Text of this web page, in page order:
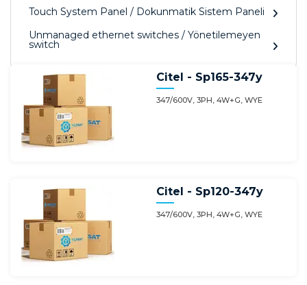
Touch System Panel / Dokunmatik Sistem Paneli
Unmanaged ethernet switches / Yönetilemeyen
switch
Citel - Sp165-347y
347/600V, 3PH, 4W+G, WYE
Citel - Sp120-347y
347/600V, 3PH, 4W+G, WYE